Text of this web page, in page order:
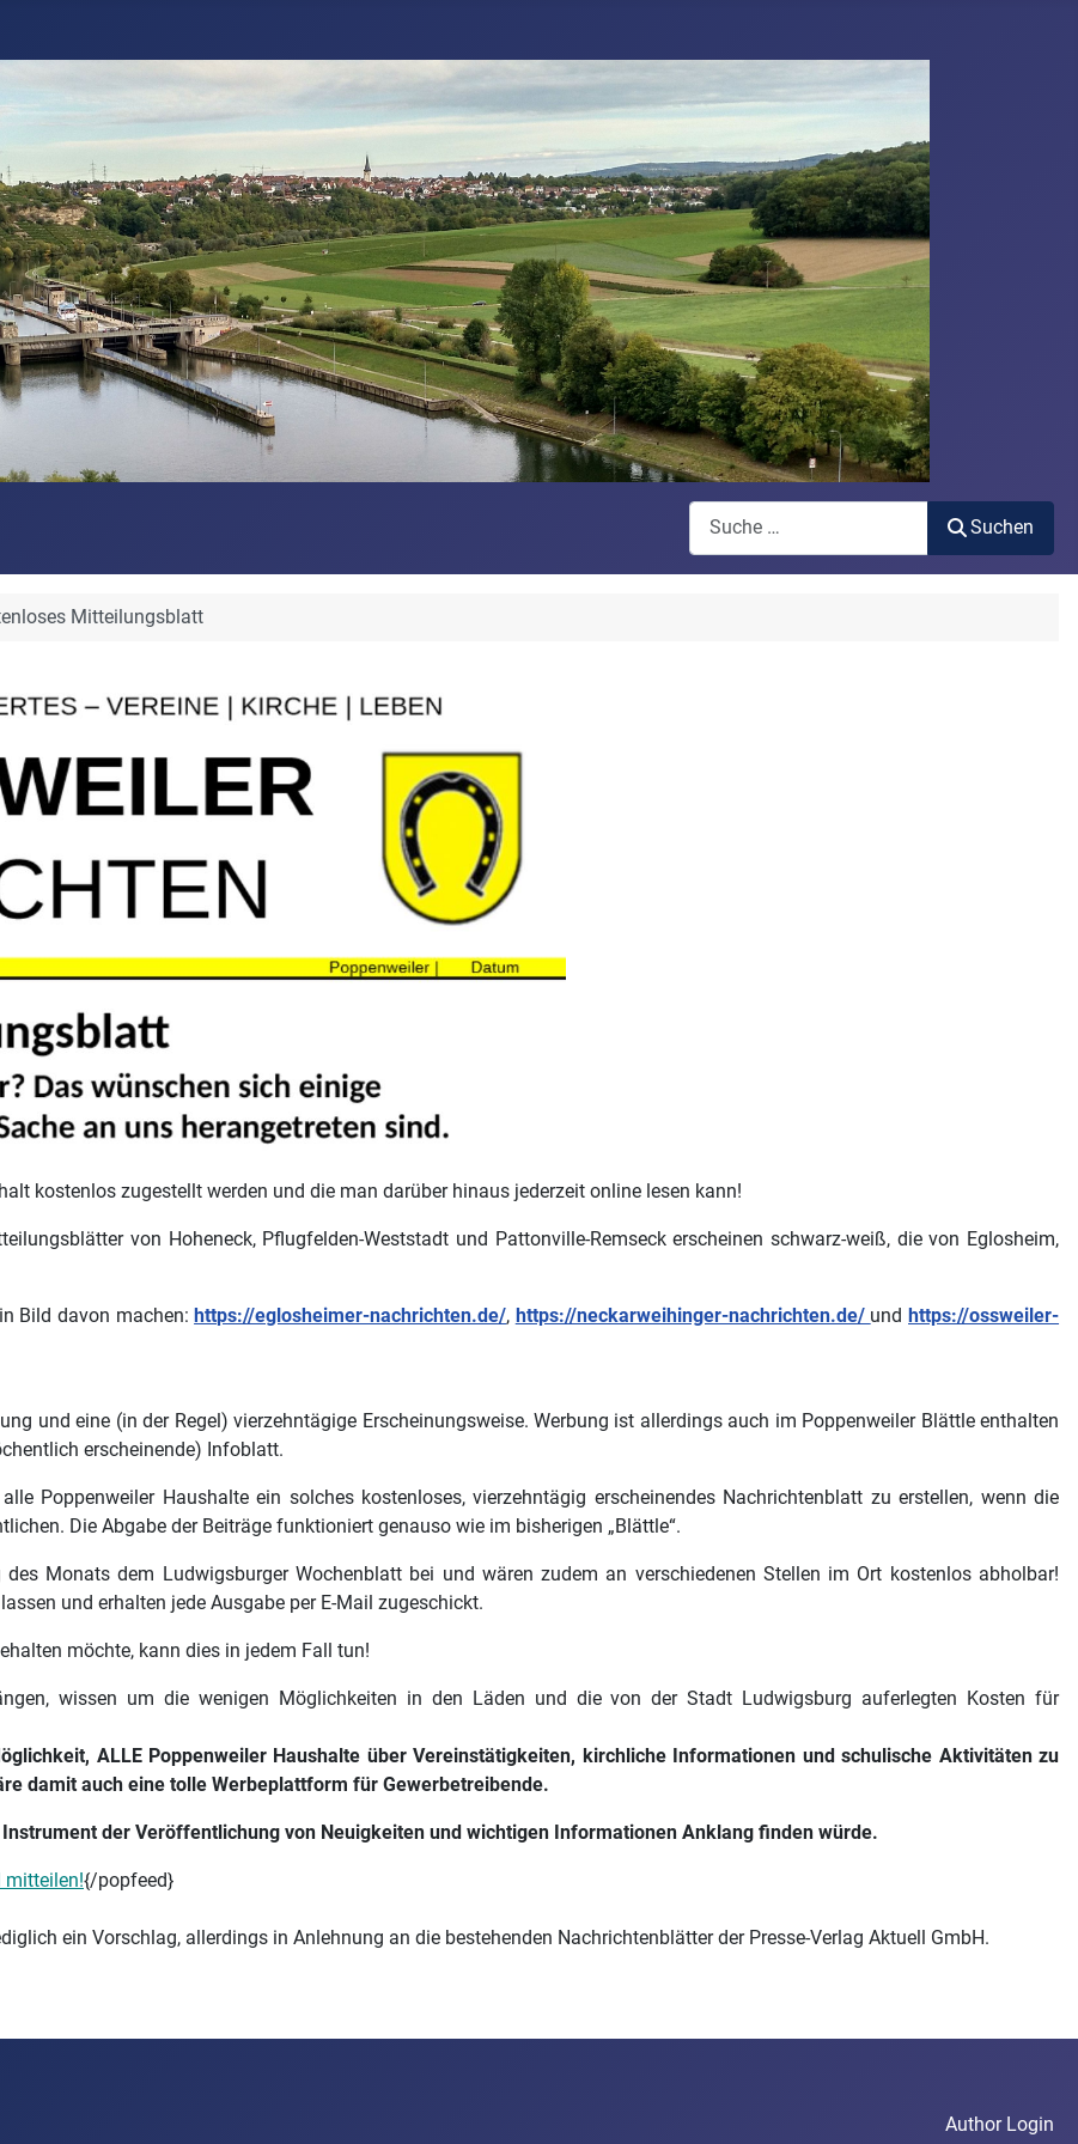
Suchen
Suchen
Mitteilungsblatt
kostenlos zugestellt werden und die man darüber hinaus jederzeit online lesen kann!
von Hoheneck, Pflugfelden-Weststadt und Pattonville-Remseck erscheinen schwarz-weiß, die von Eglosheim,
Bild davon machen:https://eglosheimer-nachrichten.de/, https://neckarweihinger-nachrichten.de/ undhttps://ossweiler-
und eine (in der Regel) vierzehntägige Erscheinungsweise. Werbung ist allerdings auch im Poppenweiler Blättle enthalten
erscheinende) Infoblatt.
Poppenweiler Haushalte ein solches kostenloses, vierzehntägig erscheinendes Nachrichtenblatt zu erstellen, wenn die
Die Abgabe der Beiträge funktioniert genauso wie im bisherigen „Blättle“.
Monats dem Ludwigsburger Wochenblatt bei und wären zudem an verschiedenen Stellen im Ort kostenlos abholbar!
und erhalten jede Ausgabe per E-Mail zugeschickt.
möchte, kann dies in jedem Fall tun!
wissen um die wenigen Möglichkeiten in den Läden und die von der Stadt Ludwigsburg auferlegten Kosten für
ALLE Poppenweiler Haushalte über Vereinstätigkeiten, kirchliche Informationen und schulische Aktivitäten zu
damit auch eine tolle Werbeplattform für Gewerbetreibende.
der Veröffentlichung von Neuigkeiten und wichtigen Informationen Anklang finden würde.
mitteilen!{/popfeed}
ein Vorschlag, allerdings in Anlehnung an die bestehenden Nachrichtenblätter der Presse-Verlag Aktuell GmbH.
Author Login